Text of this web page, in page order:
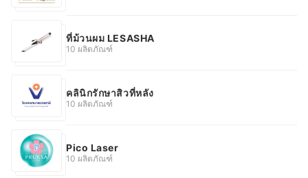
ที่ม้วนผม LESASHA
10 ผลิตภัณฑ์
คลินิกรักษาสิวที่หลัง
10 ผลิตภัณฑ์
Pico Laser
10 ผลิตภัณฑ์